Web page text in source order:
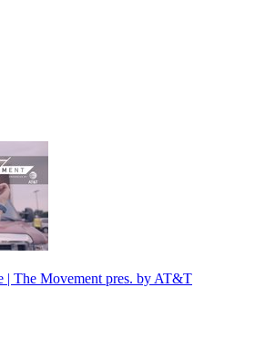
| The Movement pres. by AT&T